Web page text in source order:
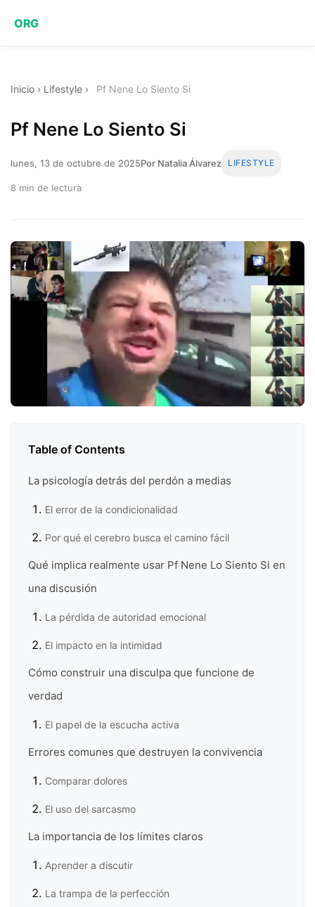
ORG
Inicio › Lifestyle › Pf Nene Lo Siento Si
Pf Nene Lo Siento Si
lunes, 13 de octubre de 2025Por Natalia Álvarez LIFESTYLE
8 min de lectura
Table of Contents
La psicología detrás del perdón a medias
El error de la condicionalidad
Por qué el cerebro busca el camino fácil
Qué implica realmente usar Pf Nene Lo Siento Si en
una discusión
La pérdida de autoridad emocional
El impacto en la intimidad
Cómo construir una disculpa que funcione de
verdad
El papel de la escucha activa
Errores comunes que destruyen la convivencia
Comparar dolores
El uso del sarcasmo
La importancia de los límites claros
Aprender a discutir
La trampa de la perfección